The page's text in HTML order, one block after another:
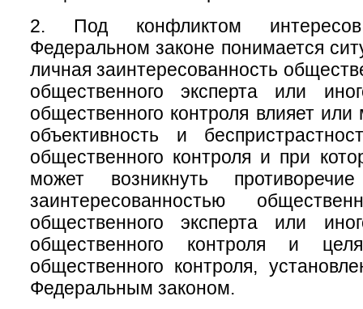
2. Под конфликтом
Федеральном законе понимается
личная заинтересованность
общественного эксперта или
общественного контроля влияет
объективность и
общественного контроля и при
может возникнуть
заинтересованностью
общественного эксперта или
общественного контроля и
общественного контроля,
Федеральным законом.